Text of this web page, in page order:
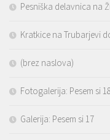
Pesniška delavnica na
Kratkice na Trubarjevi
(brez naslova)
Fotogalerija: Pesem si 18
Galerija: Pesem si 17